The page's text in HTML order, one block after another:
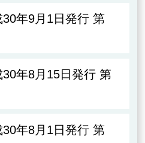
年9月1日発行 第
年8月15日発行 第
年8月1日発行 第